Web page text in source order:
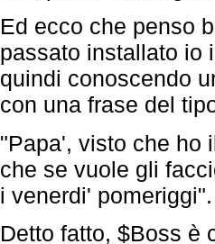
Ed ecco che penso
passato installato io
quindi conoscendo
con una frase del
"Papa', visto che ho
che se vuole gli
i venerdi' pomeriggi".
Detto fatto, $Boss è